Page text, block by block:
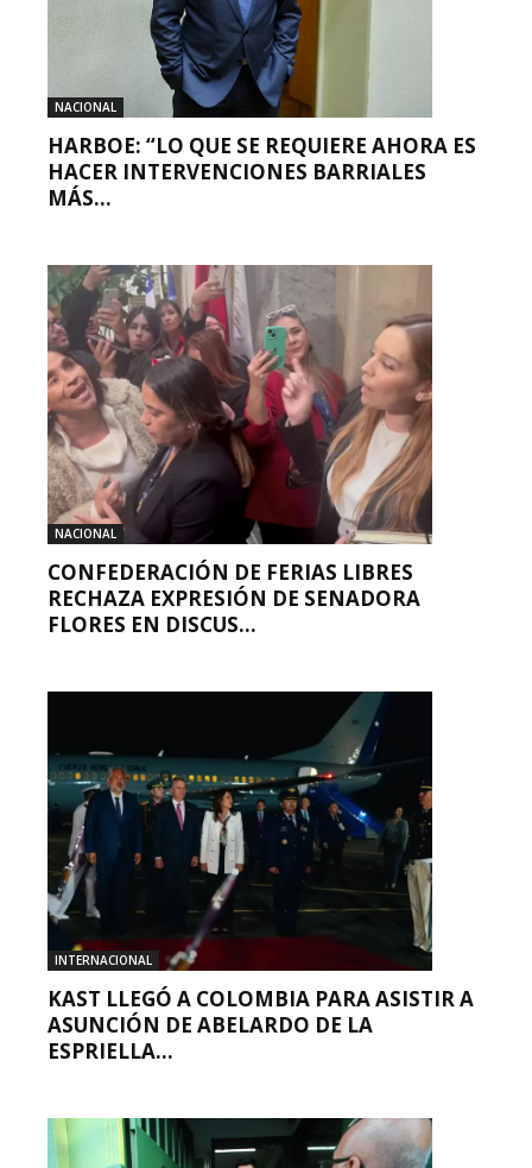
NACIONAL
HARBOE: “LO QUE SE REQUIERE AHORA ES
HACER INTERVENCIONES BARRIALES
MÁS...
NACIONAL
CONFEDERACIÓN DE FERIAS LIBRES
RECHAZA EXPRESIÓN DE SENADORA
FLORES EN DISCUS...
INTERNACIONAL
KAST LLEGÓ A COLOMBIA PARA ASISTIR A
ASUNCIÓN DE ABELARDO DE LA
ESPRIELLA...